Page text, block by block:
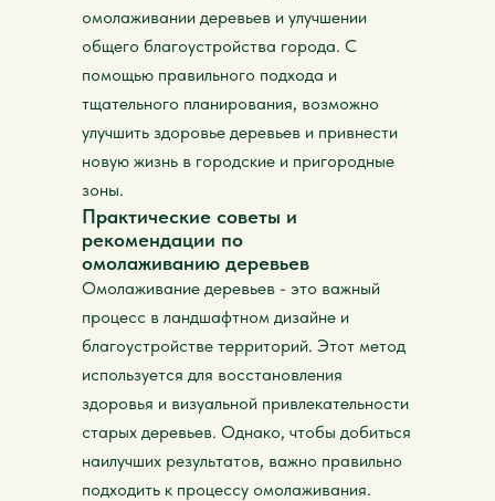
омолаживании деревьев и улучшении
общего благоустройства города. С
помощью правильного подхода и
тщательного планирования, возможно
улучшить здоровье деревьев и привнести
новую жизнь в городские и пригородные
зоны.
Практические советы и
рекомендации по
омолаживанию деревьев
Омолаживание деревьев - это важный
процесс в ландшафтном дизайне и
благоустройстве территорий. Этот метод
используется для восстановления
здоровья и визуальной привлекательности
старых деревьев. Однако, чтобы добиться
наилучших результатов, важно правильно
подходить к процессу омолаживания.